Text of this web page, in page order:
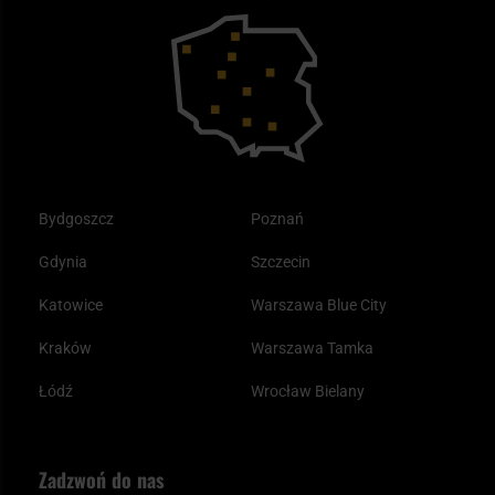
Bydgoszcz
Gdynia
Katowice
Kraków
Łódź
Poznań
Szczecin
Warszawa Blue City
Warszawa Tamka
Wrocław Bielany
Plecak ewakuacyjny preppersa
Zadzwoń do nas